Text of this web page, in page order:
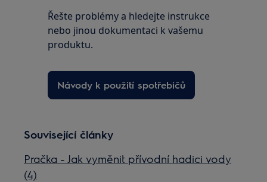
Řešte problémy a hledejte instrukce
nebo jinou dokumentaci k vašemu
produktu.
Návody k použití spotřebičů
Související články
Pračka - Jak vyměnit přívodní hadici vody
(4)